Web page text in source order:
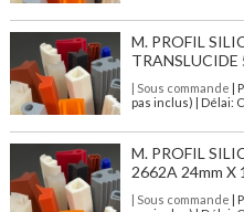
M. PROFIL
TRANSLUCIDE
| Sous commande |
pas inclus) | Délai:
M. PROFIL
2662A 24mm X
| Sous commande |